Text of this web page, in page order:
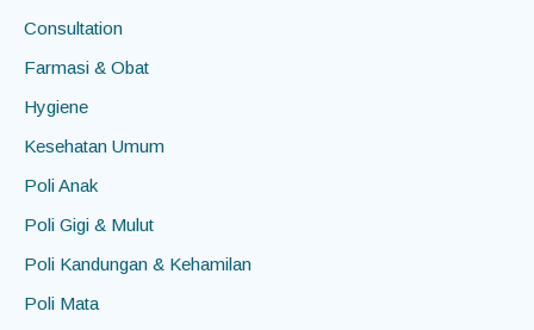
Consultation
Farmasi & Obat
Hygiene
Kesehatan Umum
Poli Anak
Poli Gigi & Mulut
Poli Kandungan & Kehamilan
Poli Mata